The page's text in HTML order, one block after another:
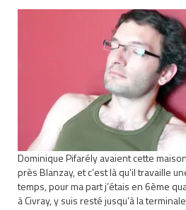
Dominique Pifarély avaient cette
près Blanzay, et c’est là qu’il travaille
temps, pour ma part j’étais en 6ème
à Civray, y suis resté jusqu’à la